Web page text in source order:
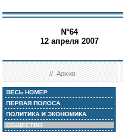
N°64
12 апреля 2007
//Архив
ВЕСЬ НОМЕР
ПЕРВАЯ ПОЛОСА
ПОЛИТИКА И ЭКОНОМИКА
ОБЩЕСТВО